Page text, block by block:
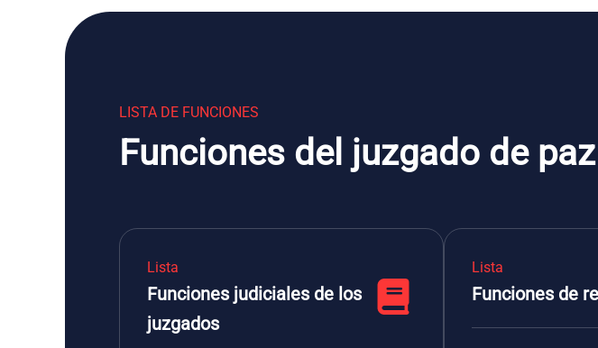
LISTA DE FUNCIONES
Funciones del juzgado de
Lista
Funciones judiciales de los
juzgados
Lista
Funciones de